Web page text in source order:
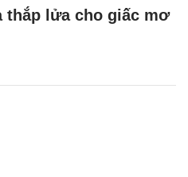
thắp lửa cho giấc mơ